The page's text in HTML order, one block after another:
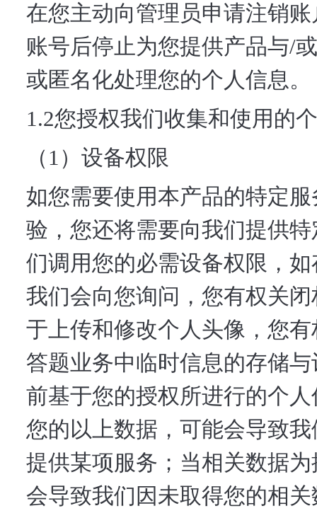
在您主动向管理员申请注销
账号后停止为您提供产品与/
或匿名化处理您的个人信息。
1.2您授权我们收集和使用的
（1）设备权限
如您需要使用本产品的特定
验，您还将需要向我们提供
们调用您的必需设备权限，
我们会向您询问，您有权关
于上传和修改个人头像，您
答题业务中临时信息的存储
前基于您的授权所进行的个
您的以上数据，可能会导致
提供某项服务；当相关数据
会导致我们因未取得您的相